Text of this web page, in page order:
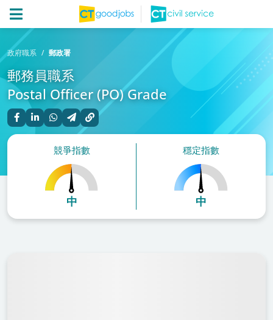
政府職系 郵政署
郵務員職系
Postal Officer (PO) Grade
競爭指數
中
穩定指數
中